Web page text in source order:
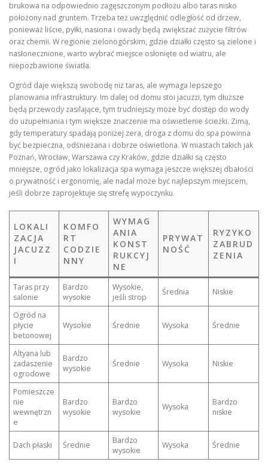
brukowa na odpowiednio zagęszczonym podłożu albo taras nisko
położony nad gruntem. Trzeba też uwzględnić odległość od drzew,
ponieważ liście, pyłki, nasiona i owady będą zwiększać zużycie filtrów
oraz chemii. W regionie zielonogórskim, gdzie działki często są zielone i
nasłonecznione, warto wybrać miejsce osłonięte od wiatru, ale
niepozbawione światła.
Ogród daje większą swobodę niż taras, ale wymaga lepszego
planowania infrastruktury. Im dalej od domu stoi jacuzzi, tym dłuższe
będą przewody zasilające, tym trudniejszy może być dostęp do wody
do uzupełniania i tym większe znaczenie ma oświetlenie ścieżki. Zimą,
gdy temperatury spadają poniżej zera, droga z domu do spa powinna
być bezpieczna, odśnieżana i dobrze oświetlona. W miastach takich jak
Poznań, Wrocław, Warszawa czy Kraków, gdzie działki są często
mniejsze, ogród jako lokalizacja spa wymaga jeszcze większej dbałości
o prywatność i ergonomię, ale nadal może być najlepszym miejscem,
jeśli dobrze zaprojektuje się strefę wypoczynku.
LOKALI
ZACJA
JACUZZ
I
KOMFO
RT
CODZIE
NNY
WYMAG
ANIA
KONST
RUKCYJ
NE
PRYWAT
NOŚĆ
RYZYKO
ZABRUD
ZENIA
Taras przy
salonie
Bardzo
wysokie
Wysokie,
jeśli strop
Średnia Niskie
Ogród na
płycie
betonowej
Wysokie Średnie Wysoka Średnie
Altyana lub
zadaszenie
ogrodowe
Bardzo
wysokie
Średnie Wysoka Niskie
Pomieszcze
nie
wewnętrzn
e
Bardzo
wysokie
Bardzo
wysokie
Wysoka
Bardzo
niskie
Dach płaski Średnie
Bardzo
wysokie
Wysoka Średnie